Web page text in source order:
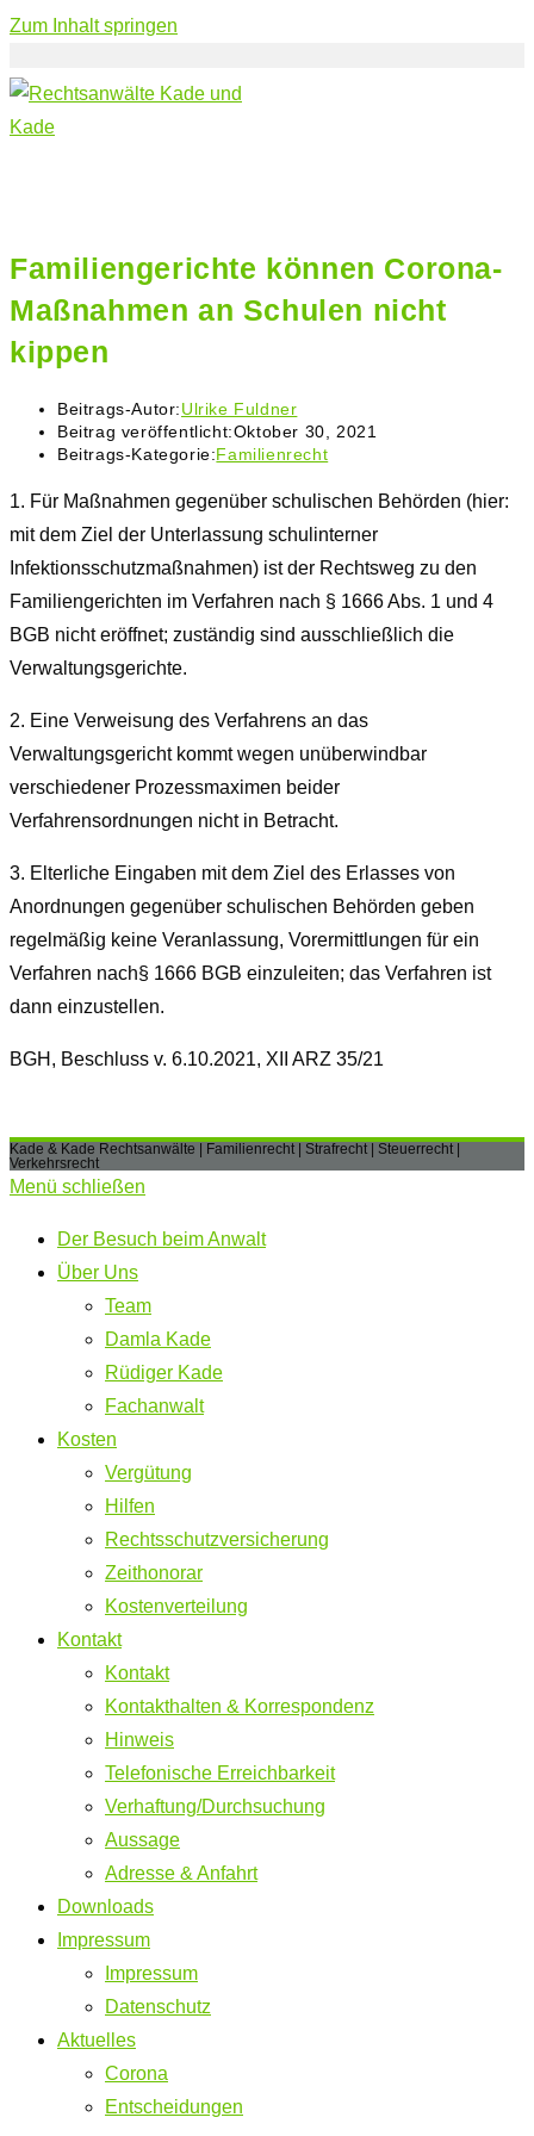
Zum Inhalt springen
Familiengerichte können Corona-
Maßnahmen an Schulen nicht
kippen
Beitrags-Autor:Ulrike Fuldner
Beitrag veröffentlicht:Oktober 30, 2021
Beitrags-Kategorie:Familienrecht
1. Für Maßnahmen gegenüber schulischen Behörden (hier:
mit dem Ziel der Unterlassung schulinterner
Infektionsschutzmaßnahmen) ist der Rechtsweg zu den
Familiengerichten im Verfahren nach § 1666 Abs. 1 und 4
BGB nicht eröffnet; zuständig sind ausschließlich die
Verwaltungsgerichte.
2. Eine Verweisung des Verfahrens an das
Verwaltungsgericht kommt wegen unüberwindbar
verschiedener Prozessmaximen beider
Verfahrensordnungen nicht in Betracht.
3. Elterliche Eingaben mit dem Ziel des Erlasses von
Anordnungen gegenüber schulischen Behörden geben
regelmäßig keine Veranlassung, Vorermittlungen für ein
Verfahren nach§ 1666 BGB einzuleiten; das Verfahren ist
dann einzustellen.
BGH, Beschluss v. 6.10.2021, XII ARZ 35/21
Kade & Kade Rechtsanwälte | Familienrecht | Strafrecht | Steuerrecht |
Verkehrsrecht
Menü schließen
Der Besuch beim Anwalt
Über Uns
Team
Damla Kade
Rüdiger Kade
Fachanwalt
Kosten
Vergütung
Hilfen
Rechtsschutzversicherung
Zeithonorar
Kostenverteilung
Kontakt
Kontakt
Kontakthalten & Korrespondenz
Hinweis
Telefonische Erreichbarkeit
Verhaftung/Durchsuchung
Aussage
Adresse & Anfahrt
Downloads
Impressum
Impressum
Datenschutz
Aktuelles
Corona
Entscheidungen